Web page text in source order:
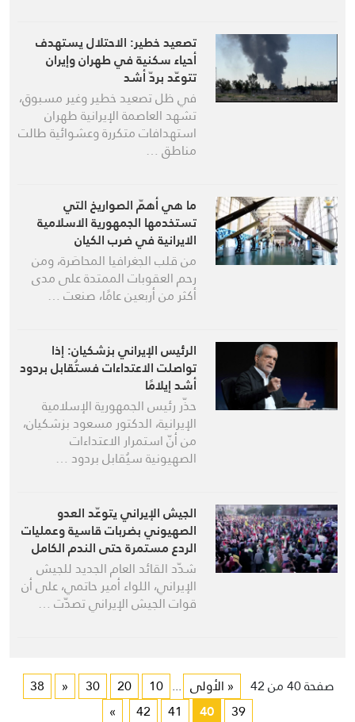
تصعيد خطير: الاحتلال يستهدف
أحياء سكنية في طهران وإيران
تتوعّد بردّ أشد
في ظل تصعيد خطير وغير مسبوق،
تشهد العاصمة الإيرانية طهران
استهدافات متكررة وعشوائية طالت
مناطق …
ما هي أهمّ الصواريخ التي
تستخدمها الجمهورية الاسلامية
الايرانية في ضرب الكيان
الصهيوني؟
من قلب الجغرافيا المحاصَرة، ومن
رحم العقوبات الممتدة على مدى
أكثر من أربعين عامًا، صنعت …
الرئيس الإيراني بزشكيان: إذا
تواصلت الاعتداءات فستُقابل بردود
أشد إيلامًا
حذّر رئيس الجمهورية الإسلامية
الإيرانية، الدكتور مسعود بزشكيان،
من أنّ استمرار الاعتداءات
الصهيونية سيُقابل بردود …
الجيش الإيراني يتوعّد العدو
الصهيوني بضربات قاسية وعمليات
الردع مستمرة حتى الندم الكامل
شدّد القائد العام الجديد للجيش
الإيراني، اللواء أمير حاتمي، على أن
قوات الجيش الإيراني تصدّت …
صفحة 40 من 42 « الأولى ...
10
20
30
«
38
39
40
41
42
»